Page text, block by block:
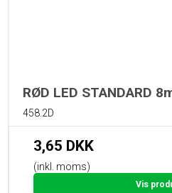
RØD LED STANDARD
458.2D
3,65 DKK
(inkl. moms)
Vis